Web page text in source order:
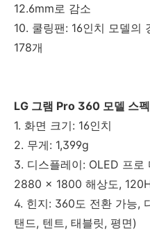
12.6mm로 감소
10. 쿨링팬: 16인치 모델의
178개
LG 그램 Pro 360 모델 스펙
1. 화면 크기: 16인치
2. 무게: 1,399g
3. 디스플레이: OLED 프로
2880 x 1800 해상도,
4. 힌지: 360도 전환 가능,
탠드, 텐트, 태블릿, 평면)